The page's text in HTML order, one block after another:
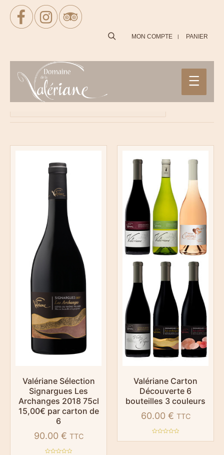
SEARCHMON COMPTE PANIER
Main
Menu
/ Produits identifiés “Les archanges”
Filtrer
4 résultats affichés
Valériane Sélection
Signargues Les
Archanges 2018 75cl
15,00€ par carton de
6
90.00 € TTC
Valériane Carton
Découverte 6
bouteilles 3 couleurs
60.00 € TTC